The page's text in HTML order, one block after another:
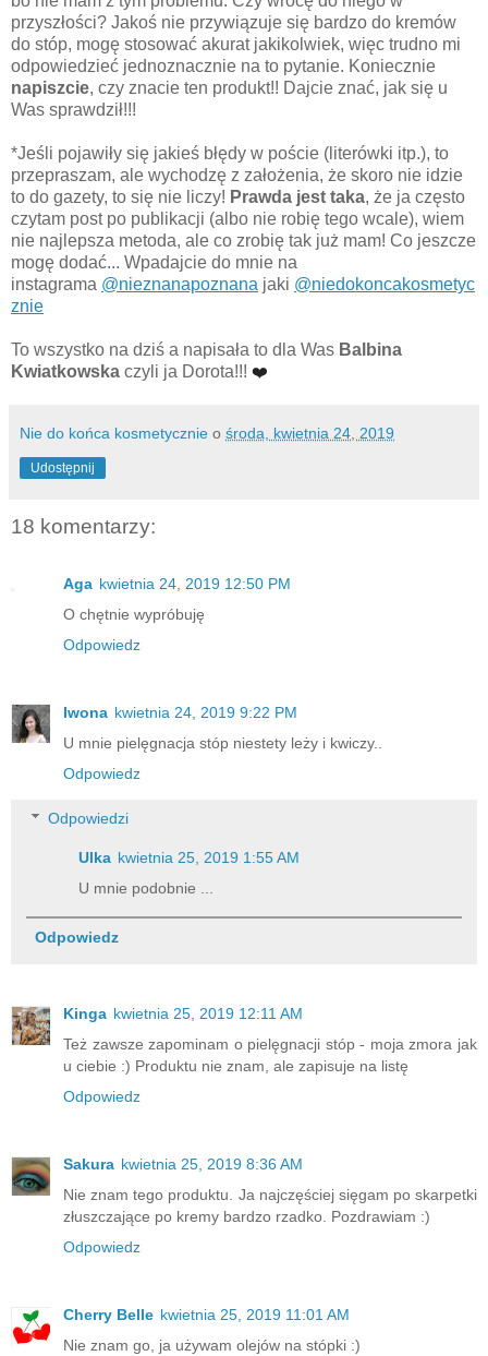
przyszłości? Jakoś nie przywiązuje się bardzo do kremów
do stóp, mogę stosować akurat jakikolwiek, więc trudno mi
odpowiedzieć jednoznacznie na to pytanie. Koniecznie
napiszcie, czy znacie ten produkt!! Dajcie znać, jak się u
Was sprawdził!!!
*Jeśli pojawiły się jakieś błędy w poście (literówki itp.), to
przepraszam, ale wychodzę z założenia, że skoro nie idzie
to do gazety, to się nie liczy! Prawda jest taka, że ja często
czytam post po publikacji (albo nie robię tego wcale), wiem
nie najlepsza metoda, ale co zrobię tak już mam! Co jeszcze
mogę dodać... Wpadajcie do mnie na
instagrama @nieznanapoznana jaki @niedokoncakosmetyc
znie
To wszystko na dziś a napisała to dla Was Balbina
Kwiatkowska czyli ja Dorota!!! ❤️
Nie do końca kosmetycznie o środa, kwietnia 24, 2019
Udostępnij
18 komentarzy:
Aga kwietnia 24, 2019 12:50 PM
O chętnie wypróbuję
Odpowiedz
Iwona kwietnia 24, 2019 9:22 PM
U mnie pielęgnacja stóp niestety leży i kwiczy..
Odpowiedz
Odpowiedzi
Ulka kwietnia 25, 2019 1:55 AM
U mnie podobnie ...
Odpowiedz
Kinga kwietnia 25, 2019 12:11 AM
Też zawsze zapominam o pielęgnacji stóp - moja zmora jak
u ciebie :) Produktu nie znam, ale zapisuje na listę
Odpowiedz
Sakura kwietnia 25, 2019 8:36 AM
Nie znam tego produktu. Ja najczęściej sięgam po skarpetki
złuszczające po kremy bardzo rzadko. Pozdrawiam :)
Odpowiedz
Cherry Belle kwietnia 25, 2019 11:01 AM
Nie znam go, ja używam olejów na stópki :)